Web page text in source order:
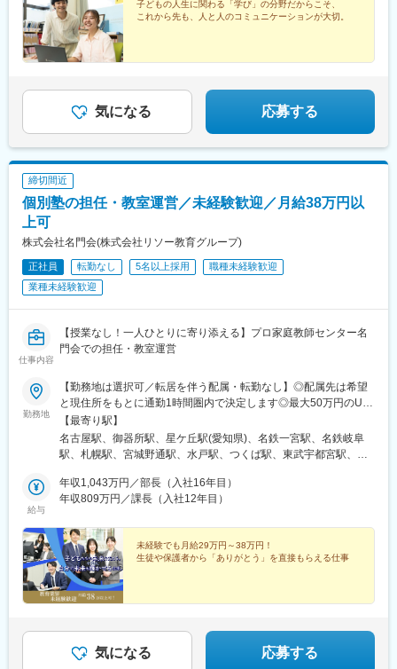
奨金の支給対象に！） ↓☆クローザー（契約担当）に
キャリアアップ☆教室長としてPR・契約以外の仕事に挑戦☆グル
ープ内の他事業のポジションにチェンジ⇒ そのほかにも、幅広い
キャリアの選択肢を用意しています！※受動喫煙対策あり※リモー
子どもの人生に関わる「学び」の分野だからこそ、
これから先も、人と人のコミュニケーションが大切。
気になる 応募する
締切間近
個別塾の担任・教室運営／未経験歓迎／月給38万円以
上可
株式会社名門会(株式会社リソー教育グループ)
正社員 転勤なし 5名以上採用
職種未経験歓迎
業種未経験歓迎
仕事内容
【授業なし！一人ひとりに寄り添える】プロ家庭教師センター名
門会での担任・教室運営
勤務地
【勤務地は選択可／転居を伴う配属・転勤なし】◎配属先は希望
と現住所をもとに通勤1時間圏内で決定します◎最大50万円のU・
I・Jターン支援金あり＜名門会＞北海道：札幌市宮城県：仙台市
茨城県：水戸市、つくば市栃木県：宇都宮市群馬県：高崎市埼玉
県：さいたま市千葉県：船橋市東京都：豊島区、渋谷区、千代田
名古屋市（中村区、千種区、昭和区）、一宮市 ★2026年3月、一
宮駅前校が新規開校！京都府：京都市大阪府：大阪市、豊中市、
県：広島市福岡県：福岡市、北九州市熊本県：熊本市鹿児島県：
鹿児島市＜TOMEIKAI＞愛知県／三重県／福岡県／佐賀県／長崎県
／熊本県／鹿児島県＜MEDIC名門会＞京都府／大阪府／兵庫県＜
オンラインセンター＞東京都豊島区受動喫煙対策：屋内禁煙
【最寄り駅】
名古屋駅、御器所駅、星ケ丘駅(愛知県)、名鉄一宮駅、名鉄岐阜
駅、札幌駅、宮城野通駅、水戸駅、つくば駅、東武宇都宮駅、高
茶ノ水駅、横浜駅、藤沢駅、あざみ野駅、京都駅、東梅田駅、千
里中央駅(北大阪急行)、大阪上本町駅、堺東駅、西宮北口駅、神戸
(福岡県)、水道町駅、高見馬場駅、あすなろう四日市駅、佐賀駅、
西浜町駅、加治屋町駅、近鉄名古屋駅、岐阜駅、さっぽろ駅、仙
台駅、新津田沼駅、高田馬場駅、井の頭公園駅、新御茶ノ水駅、
神奈川駅、石上駅、北新地駅、千里中央駅(大阪モノレール)、谷町
九丁目駅、三宮駅(神戸新交通)、岡山駅前駅、西鉄福岡駅、平和通
鉄名古屋駅、北１２条駅、仙台駅(地下鉄)、学習院下駅、神保町
駅、反町駅、大阪梅田駅(阪神線)、四天王寺前夕陽ケ丘駅、三ノ宮
駅、西川緑道公園駅、猿猴橋町駅、赤坂駅(福岡県)、熊本城・市役
給与
年収1,043万円／部長（入社16年目）
年収809万円／課長（入社12年目）
未経験でも月給29万円～38万円！
生徒や保護者から「ありがとう」を直接もらえる仕事
気になる 応募する